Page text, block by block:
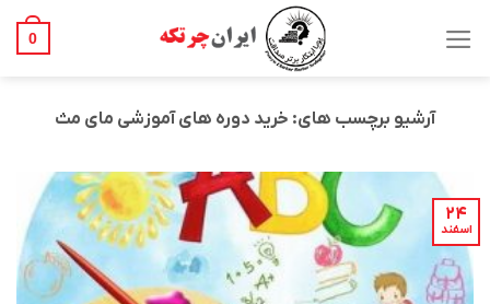
0
آرشیو برچسب های: خرید دوره های آموزشی مای مث
۲۴
اسفند